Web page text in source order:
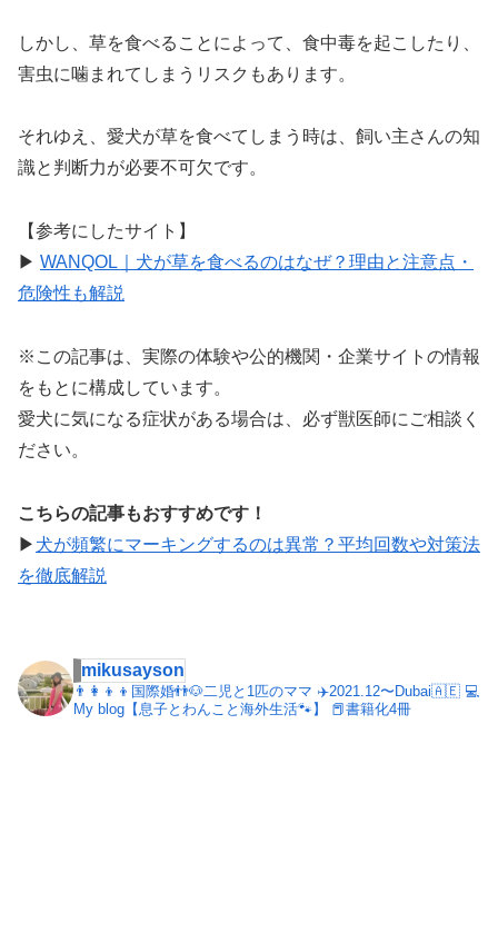
しかし、草を食べることによって、食中毒を起こしたり、
害虫に噛まれてしまうリスクもあります。
それゆえ、愛犬が草を食べてしまう時は、飼い主さんの知
識と判断力が必要不可欠です。
【参考にしたサイト】
▶︎ WANQOL｜犬が草を食べるのはなぜ？理由と注意点・
危険性も解説
※この記事は、実際の体験や公的機関・企業サイトの情報
をもとに構成しています。
愛犬に気になる症状がある場合は、必ず獣医師にご相談く
ださい。
こちらの記事もおすすめです！
▶︎ 犬が頻繁にマーキングするのは異常？平均回数や対策法
を徹底解説
mikusayson
👨‍👩‍👦‍👦国際婚👬🐶二児と1匹のママ ✈️2021.12〜Dubai🇦🇪 💻
My blog【息子とわんこと海外生活🐾】
📕書籍化4冊